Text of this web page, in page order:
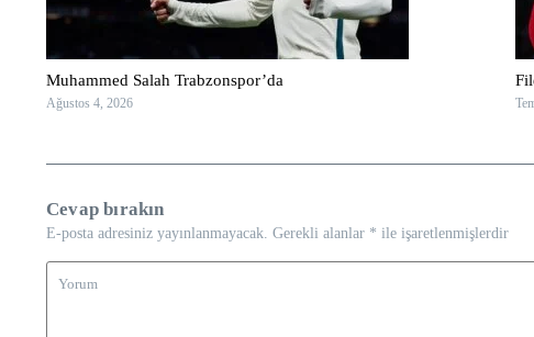
Muhammed Salah Trabzonspor’da
Ağustos 4, 2026
Cevap bırakın
E-posta adresiniz yayınlanmayacak. Gerekli alanlar * ile işaretlenmişlerdir